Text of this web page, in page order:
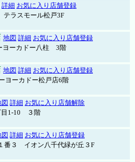
詳細 お気に入り店舗登録
ラスモール松戸3F
地図 詳細 お気に入り店舗登録
ヨーカドー八柱 3階
地図 詳細 お気に入り店舗登録
ヨーカドー松戸店6階
詳細 お気に入り店舗解除
目1-10 ３階
詳細 お気に入り店舗登録
番３ イオン八千代緑が丘３F